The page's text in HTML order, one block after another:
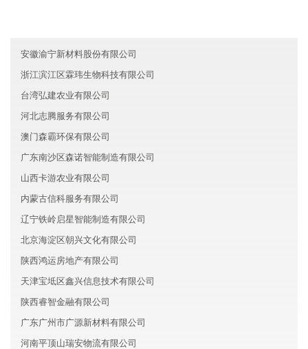
安徽渝宁新材料股份有限公司
浙江滨江区霖玮生物科技有限公司
台湾弘建农业有限公司
河北志腾服务有限公司
澳门森霸环保有限公司
广东南沙区森诺智能制造有限公司
山西卡游农业有限公司
内蒙古信科服务有限公司
辽宁铁岭启星智能制造有限公司
北京海淀区朝兴文化有限公司
陕西鸿运房地产有限公司
天津宝坻区鑫兴信息技术有限公司
陕西睿智金融有限公司
广东广州市广源新材料有限公司
河南平顶山瑞安物流有限公司